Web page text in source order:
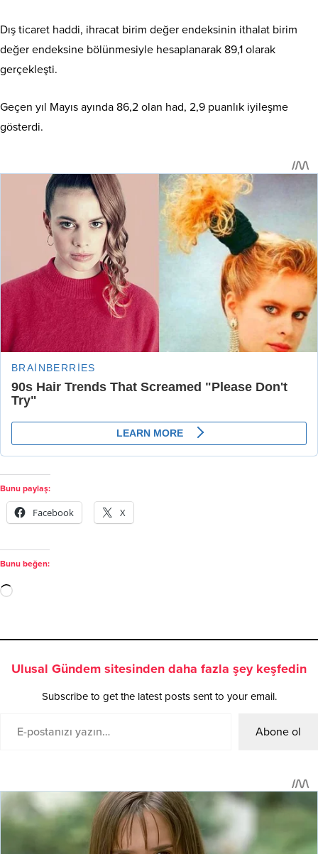
Dış ticaret haddi, ihracat birim değer endeksinin ithalat birim
değer endeksine bölünmesiyle hesaplanarak 89,1 olarak
gerçekleşti.
Geçen yıl Mayıs ayında 86,2 olan had, 2,9 puanlık iyileşme
gösterdi.
Bunu paylaş:
Facebook X
Bunu beğen:
Ulusal Gündem sitesinden daha fazla şey keşfedin
Subscribe to get the latest posts sent to your email.
Abone ol